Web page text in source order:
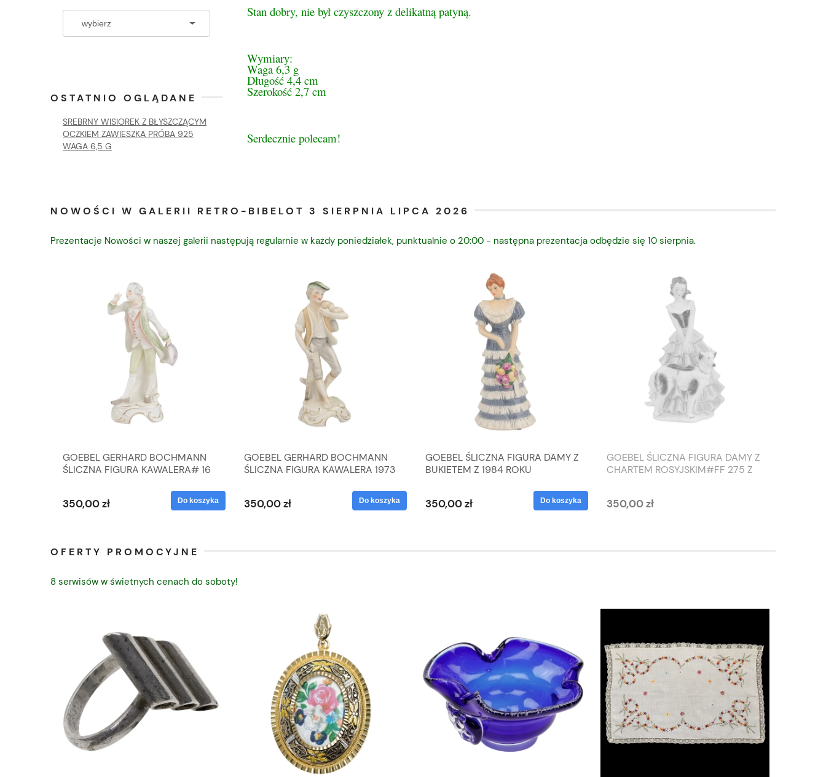
OSTATNIO OGLĄDANE
SREBRNY WISIOREK Z BŁYSZCZĄCYM
OCZKIEM ZAWIESZKA PRÓBA 925
WAGA 6,5 G
Stan dobry, nie był czyszczony z delikatną patyną.
Wymiary:
Waga 6,3 g
Długość 4,4 cm
Szerokość 2,7 cm
Serdecznie polecam!
NOWOŚCI W GALERII RETRO-BIBELOT 3 SIERPNIA LIPCA 2026
Prezentacje Nowości w naszej galerii następują regularnie w każdy poniedziałek, punktualnie o 20:00 - następna prezentacja odbędzie się 10 sierpnia.
GOEBEL GERHARD BOCHMANN
ŚLICZNA FIGURA KAWALERA# 16
350,00 zł Do koszyka
GOEBEL GERHARD BOCHMANN
ŚLICZNA FIGURA KAWALERA 1973
350,00 zł Do koszyka
GOEBEL ŚLICZNA FIGURA DAMY Z
BUKIETEM Z 1984 ROKU
350,00 zł Do koszyka
GOEBEL ŚLICZNA FIGURA DAMY Z
CHARTEM ROSYJSKIM#FF 275 Z
350,00 zł
OFERTY PROMOCYJNE
8 serwisów w świetnych cenach do soboty!